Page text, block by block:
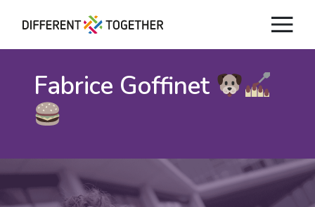
Fabrice Goffinet